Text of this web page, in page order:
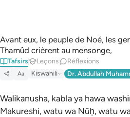
Avant eux, le peuple de Noé, les
Thamûd crièrent au mensonge,
Tafsirs Leçons Réflexions
Aa Kiswahili Dr. Abdullah
Walikanusha, kabla ya hawa
Makureshi, watu wa Nūḥ, watu